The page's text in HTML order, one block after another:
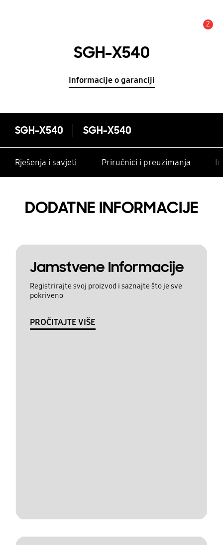
2
SGH-X540
Informacije o garanciji
SGH-X540 SGH-X540
Rješenja i savjeti Priručnici i preuzimanja
DODATNE INFORMACIJE
Jamstvene Informacije
Registrirajte svoj proizvod i saznajte što je sve
pokriveno
PROČITAJTE VIŠE